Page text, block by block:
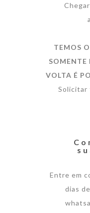
TEMOS
SOMENTE
VOLTA É
Solicitar
Entre em
dias